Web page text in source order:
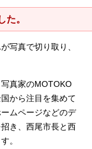
た。
写真で切り取り、
真家のMOTOKO
から注目を集めて
ムページなどのデ
き、西尾市長と西
。